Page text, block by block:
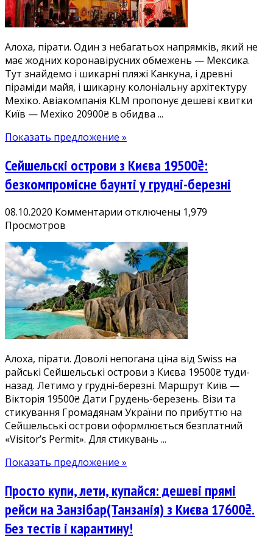
високий
сезон:
квитки
Київ
—
Мехіко
20900₴
від
Алоха, пірати. Один з небагатьох напрямків, який не
має жодних коронавірусних обмежень — Мексика.
Тут знайдемо і шикарні пляжі Канкуна, і древні
піраміди майя, і шикарну колоніальну архітектуру
Мехіко. Авіакомпанія KLM пропонує дешеві квитки
Київ — Мехіко 20900₴ в обидва ...
Показать предложение »
Сейшельскі острови з Києва 19500₴:
безкомпромісне баунті у грудні-березні
08.10.2020 Комментарии к
Сейшельскі
острови
з
Києва
19500₴:
безкомпромісне
баунті
у
березні
отключены 1,979
Просмотров
Алоха, пірати. Доволі непогана ціна від Swiss на
райські Сейшельські острови з Києва 19500₴ туди-
назад. Летимо у грудні-березні. Маршрут Київ —
Вікторія 19500₴ Дати Грудень-березень. Візи та
стикування Громадянам України по прибуттю на
Сейшельські острови оформлюється безплатний
«Visitor’s Permit». Для стикувань ...
Показать предложение »
Просто купи, лети, купайся: дешеві прямі
рейси на Занзібар(Танзанія) з Києва 17600₴.
Без тестів і карантину!